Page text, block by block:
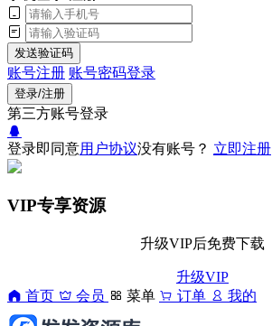
发送验证码
账号注册 账号密码登录
登录/注册
第三方账号登录
登录即同意用户协议没有账号？ 立即注册
VIP专享资源
升级VIP后免费下载
升级VIP
首页
会员 菜单 订单 我的